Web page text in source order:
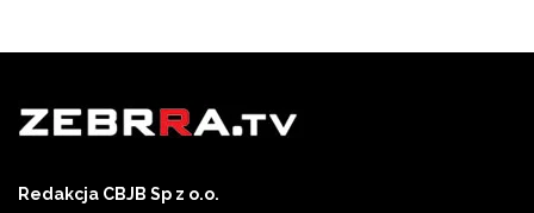
Redakcja CBJB Sp z o.o.